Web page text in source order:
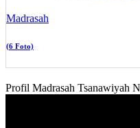
Madrasah
(6 Foto)
Profil Madrasah Tsanawiyah